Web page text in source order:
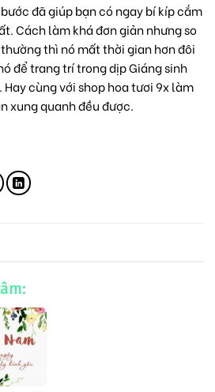
đã giúp bạn có ngay bí kíp cắm
Cách làm khá đơn giản nhưng so
thì nó mất thời gian hơn đôi
để trang trí trong dịp Giáng sinh
cùng vớishop hoa tươi 9xlàm
xung quanh đều được.